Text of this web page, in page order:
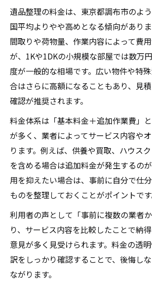
遺品整理費用の支払い負担者
失敗しない東京都調布市での遺品
遺品整理で失敗しない業者選
調布市で安心して任せられる
件
遺品整理士資格の有無を確認
遺品整理依頼前に行うべき準
遺品整理でよくある失敗例と
費用を抑える遺品整理のコツを紹
遺品整理費用を抑えるための
法
買取サービスを活用した賢い
法
不用品と貴重品の仕分けで無
追加料金を回避するための遺
複数の業者と比較して遺品整
遺品整理の料金相場と安心依頼の
遺品整理の料金は、東京都調布市のよ
国平均よりやや高めとなる傾向があり
間取りや荷物量、作業内容によって費
が、1Kや1DKの小規模な部屋では数万
度が一般的な相場です。広い物件や特
合はさらに高額になることもあり、見
確認が推奨されます。
料金体系は「基本料金＋追加作業費」
が多く、業者によってサービス内容や
ります。例えば、供養や買取、ハウス
を含める場合は追加料金が発生するの
用を抑えたい場合は、事前に自分で仕
ものを整理しておくことがポイントです
利用者の声として「事前に複数の業者
り、サービス内容を比較したことで納
意見が多く見受けられます。料金の透
訳をしっかり確認することで、後悔し
ながります。